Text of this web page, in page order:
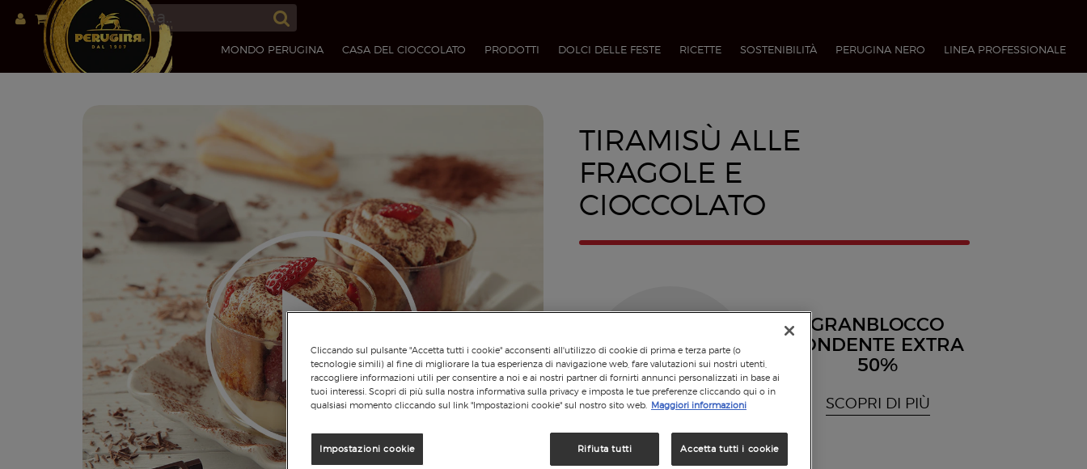
MONDO PERUGINA CASA DEL CIOCCOLATO PRODOTTI DOLCI DELLE FESTE RICETTE SOSTENIBILITÀ PERUGINA NERO LINEA PROFESSIONALE​
TIRAMISÙ ALLE
FRAGOLE E
CIOCCOLATO
GRANBLOCCO
FONDENTE EXTRA
50%
SCOPRI DI PIÙ
Cliccando sul pulsante "Accetta tutti i cookie" acconsenti all'utilizzo di cookie di prima e terza parte (o
tecnologie simili) al fine di migliorare la tua esperienza di navigazione web, fare valutazioni sui nostri utenti,
raccogliere informazioni utili per consentire a noi e ai nostri partner di fornirti annunci personalizzati in base ai
tuoi interessi. Scopri di più sulla nostra informativa sulla privacy e imposta le tue preferenze cliccando qui o in
qualsiasi momento cliccando sul link "Impostazioni cookie" sul nostro sito web. Maggiori informazioni
Rifiuta tutti Accetta tutti i cookie
Impostazioni cookie